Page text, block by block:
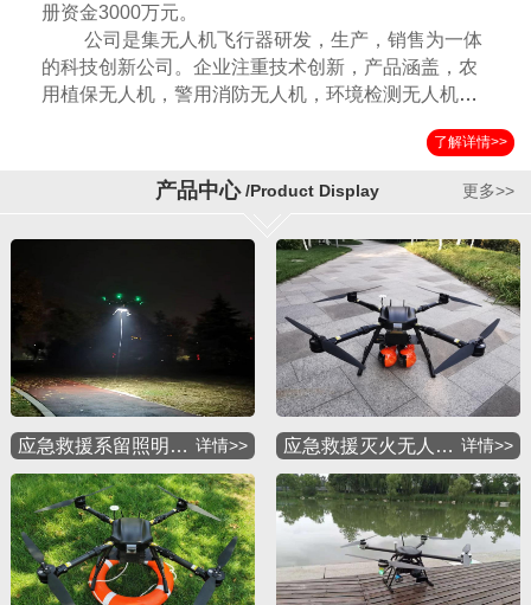
册资金3000万元。
公司是集无人机飞行器研发，生产，销售为一体
的科技创新公司。企业注重技术创新，产品涵盖，农
用植保无人机，警用消防无人机，环境检测无人机，
流配送无人机，军用特种无人机等多种应用机型。公
司自成立以来以其独特的设计方案，严格的检验标准
获得国内外客户的一致好评。
了解详情>>
产品中心 /Product Display 更多>>
应急救援系留照明… 详情>> 应急救援灭火无人… 详情>>